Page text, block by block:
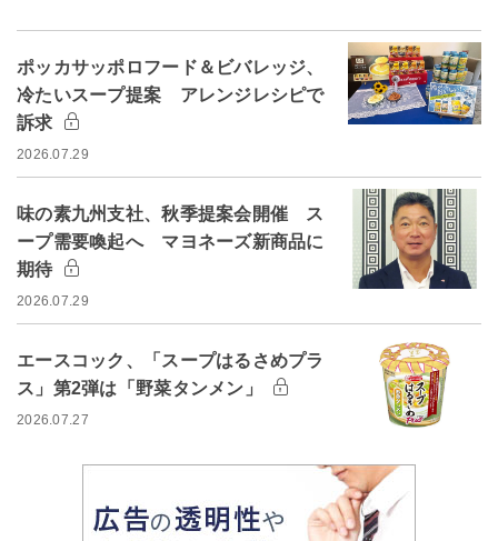
ポッカサッポロフード＆ビバレッジ、
冷たいスープ提案 アレンジレシピで
訴求
2026.07.29
味の素九州支社、秋季提案会開催 ス
ープ需要喚起へ マヨネーズ新商品に
期待
2026.07.29
エースコック、「スープはるさめプラ
ス」第2弾は「野菜タンメン」
2026.07.27